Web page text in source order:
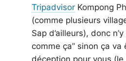
TripadvisorKompong
(comme plusieurs
Sap d’ailleurs), donc
comme ça” sinon ça va